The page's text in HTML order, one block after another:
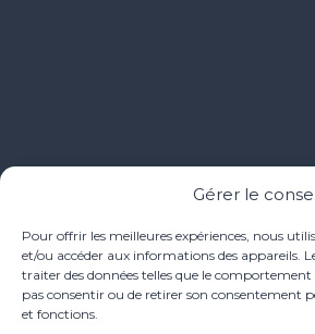
Gérer le
Pour offrir les meilleures expériences, nous
et/ou accéder aux informations des appareils.
traiter des données telles que le
pas consentir ou de retirer son consentement
et fonctions.